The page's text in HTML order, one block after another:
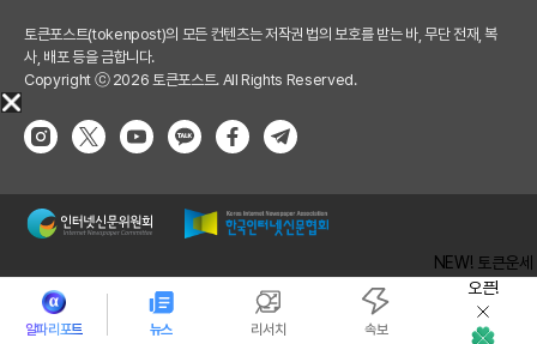
알파리포트 뉴스 리서치 속보
NEW! 토큰운세
오픈!
토큰포스트(tokenpost)의 모든 컨텐츠는 저작권 법의 보호를 받는 바, 무단 전재, 복
사, 배포 등을 금합니다.
Copyright ⓒ 2026 토큰포스트. All Rights Reserved.